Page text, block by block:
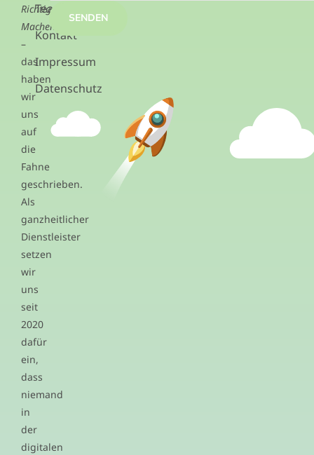
Richtig.
Machen.“
–
das
haben
wir
uns
auf
die
Fahne
geschrieben.
Als
ganzheitlicher
Dienstleister
setzen
wir
uns
seit
2020
dafür
ein,
dass
niemand
in
der
digitalen
Team
Kontakt
Impressum
Datenschutz
SENDEN